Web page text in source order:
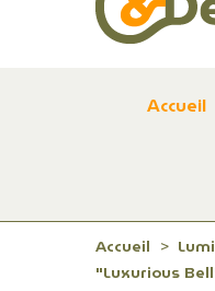
Accueil
Accueil
"Luxurious